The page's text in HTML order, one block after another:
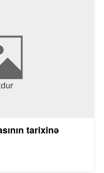
tarixinə